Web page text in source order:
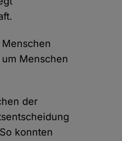
Menschen
der
konnten